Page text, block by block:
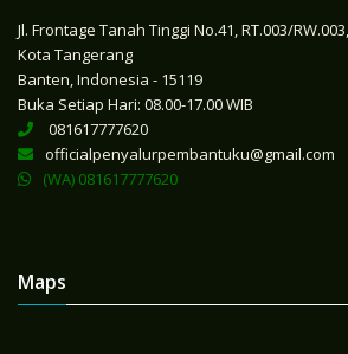
Jl. Frontage Tanah Tinggi No.41, RT.003/
Kota Tangerang
Banten, Indonesia - 15119
Buka Setiap Hari: 08.00-17.00 WIB
081617777620
officialpenyalurpembantuku@gmail.com
(WA) 081617777620
Maps